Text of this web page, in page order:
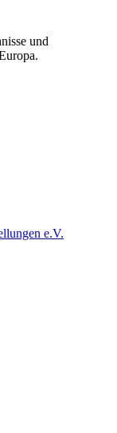
und
e.V.